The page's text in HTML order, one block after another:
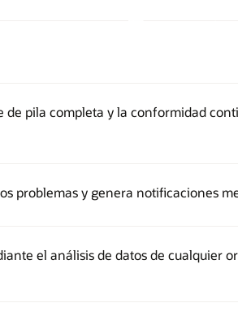
pila completa y la conformidad
problemas y genera notificaciones
el análisis de datos de cualquier